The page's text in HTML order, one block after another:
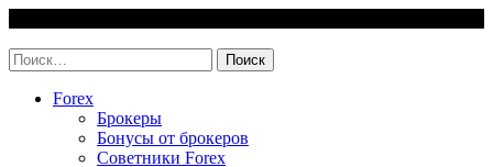
content
Найти:
Forex
Брокеры
Бонусы от брокеров
Советники Forex